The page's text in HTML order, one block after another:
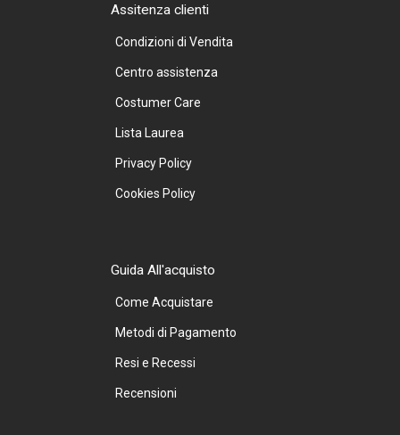
Assitenza clienti
Condizioni di Vendita
Centro assistenza
Costumer Care
Lista Laurea
Privacy Policy
Cookies Policy
Guida All'acquisto
Come Acquistare
Metodi di Pagamento
Resi e Recessi
Recensioni